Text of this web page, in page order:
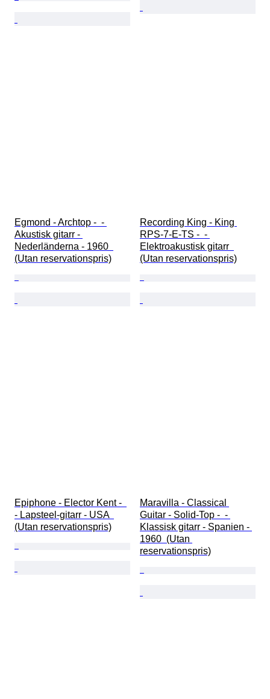
Egmond - Archtop -  -
Akustisk gitarr -
Nederländerna - 1960
(Utan reservationspris)
Recording King - King
RPS-7-E-TS -  -
Elektroakustisk gitarr
(Utan reservationspris)
Epiphone - Elector Kent -
- Lapsteel-gitarr - USA
(Utan reservationspris)
Maravilla - Classical
Guitar - Solid-Top -  -
Klassisk gitarr - Spanien -
1960  (Utan
reservationspris)